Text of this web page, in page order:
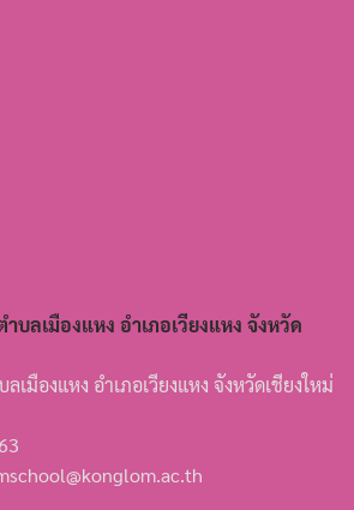
บลเมืองแหง อำเภอเวียงแหง จังหวัด
เมืองแหง อำเภอเวียงแหง จังหวัดเชียงใหม่